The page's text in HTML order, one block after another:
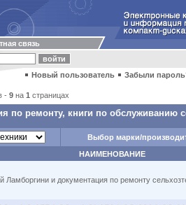
связь
Новый пользователь Забыли
- 9 на 1 страницах
по ремонту, книги по обслуживанию
Выбор марки/
НАИМЕНОВАНИЕ
Ламборгини и документация по ремонту